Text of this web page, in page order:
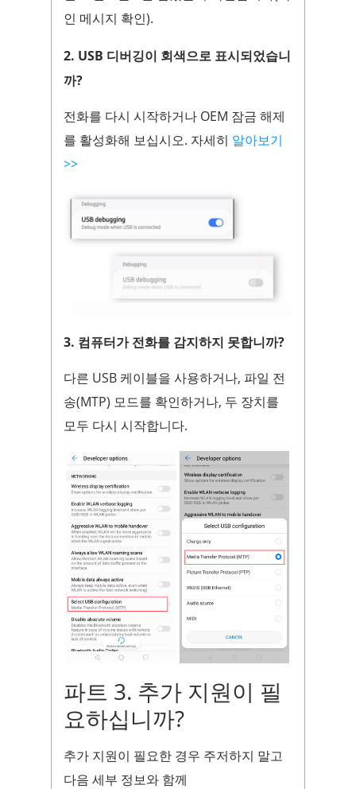
인 메시지 확인).
2. USB 디버깅이 회색으로 표시되었습니
까?
전화를 다시 시작하거나 OEM 잠금 해제
를 활성화해 보십시오. 자세히 알아보기
>>
3. 컴퓨터가 전화를 감지하지 못합니까?
다른 USB 케이블을 사용하거나, 파일 전
송(MTP) 모드를 확인하거나, 두 장치를
모두 다시 시작합니다.
파트 3. 추가 지원이 필
요하십니까?
추가 지원이 필요한 경우 주저하지 말고
다음 세부 정보와 함께